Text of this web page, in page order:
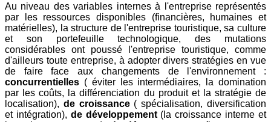
Au niveau des variables internes à l'entreprise représentés
par les ressources disponibles (financières, humaines et
matérielles), la structure de l'entreprise touristique, sa culture
et son portefeuille technologique, des mutations
considérables ont poussé l'entreprise touristique, comme
d'ailleurs toute entreprise, à adopter divers stratégies en vue
de faire face aux changements de l'environnement :
concurrentielles ( éviter les intermédiaires, la domination
par les coûts, la différenciation du produit et la stratégie de
localisation), de croissance( spécialisation, diversification
et intégration), de développement(la croissance interne et